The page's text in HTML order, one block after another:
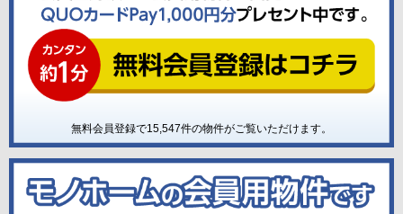
無料会員登録で15,547件の物件がご覧いただけます。